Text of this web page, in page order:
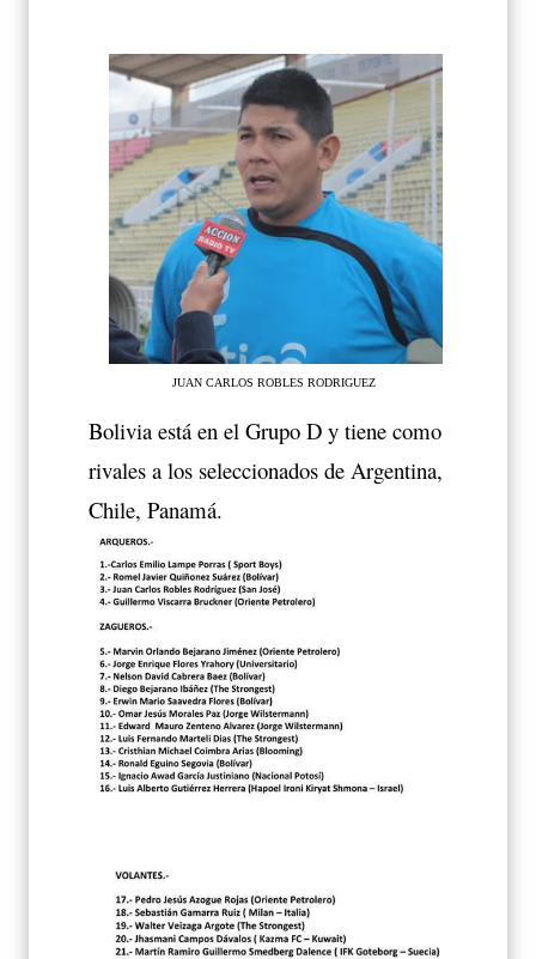
JUAN CARLOS ROBLES RODRIGUEZ
Bolivia está en el Grupo D y tiene como
rivales a los seleccionados de Argentina,
Chile, Panamá.